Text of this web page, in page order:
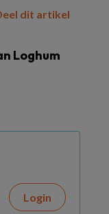
dit artikel
Loghum
Login